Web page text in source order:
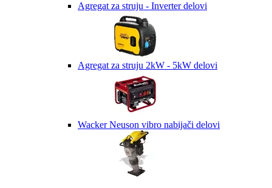
Agregat za struju - Inverter delovi
Agregat za struju 2kW - 5kW delovi
Wacker Neuson vibro nabijači delovi